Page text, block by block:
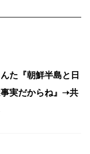
た『朝鮮半島と日
実だからね』➝共